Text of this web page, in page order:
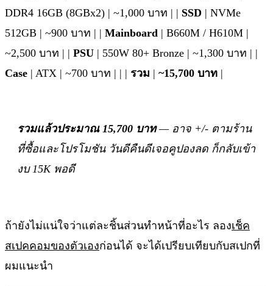
DDR4 16GB (8GBx2) | ~1,000 บาท | | SSD | NVMe
512GB | ~900 บาท | | Mainboard | B660M / H610M |
~2,500 บาท | | PSU | 550W 80+ Bronze | ~1,300 บาท | |
Case | ATX | ~700 บาท | | | รวม | ~15,700 บาท |
รวมแล้วประมาณ 15,700 บาท— อาจ +/- ตามร้าน
ที่ซื้อและโปรโมชัน วันดีคืนดีเจอคูปองลด ก็กลับเข้า
งบ 15K พอดี
ถ้ายังไม่แน่ใจว่าแต่ละชิ้นส่วนทำหน้าที่อะไร ลองเช็ค
สเปคคอมของตัวเองก่อนได้ จะได้เปรียบเทียบกับสเปกที่
ผมแนะนำ